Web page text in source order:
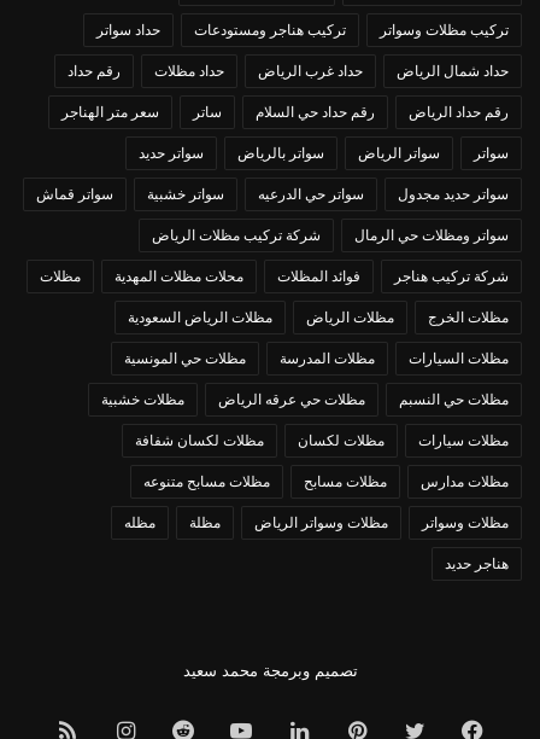
تركيب مظلات وسواتر تركيب هناجر ومستودعات حداد سواتر
حداد شمال الرياض حداد غرب الرياض حداد مظلات رقم حداد
رقم حداد الرياض رقم حداد حي السلام ساتر سعر متر الهناجر
سواتر سواتر الرياض سواتر بالرياض سواتر حديد
سواتر حديد مجدول سواتر حي الدرعيه سواتر خشبية سواتر قماش
سواتر ومظلات حي الرمال شركة تركيب مظلات الرياض
شركة تركيب هناجر فوائد المظلات محلات مظلات المهدية مظلات
مظلات الخرج مظلات الرياض مظلات الرياض السعودية
مظلات السيارات مظلات المدرسة مظلات حي المونسية
مظلات حي النسبم مظلات حي عرقه الرياض مظلات خشبية
مظلات سيارات مظلات لكسان مظلات لكسان شفافة
مظلات مدارس مظلات مسابح مظلات مسابح متنوعه
مظلات وسواتر مظلات وسواتر الرياض مظلة مظله
هناجر حديد
تصميم وبرمجة محمد سعيد